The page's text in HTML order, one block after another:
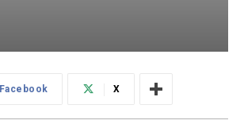
Facebook X